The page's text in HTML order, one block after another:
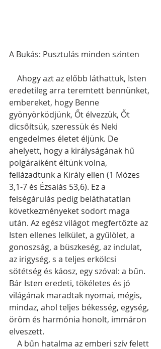
A Bukás: Pusztulás minden szinten
eredetileg arra teremtett bennünket,
embereket, hogy Benne
gyönyörködjünk, Őt élvezzük, Őt
dicsőítsük, szeressük és Neki
engedelmes életet éljünk. De
ahelyett, hogy a királyságának hű
polgáraiként éltünk volna,
fellázadtunk a Király ellen (1 Mózes
3,1-7 és Ézsaiás 53,6). Ez a
felségárulás pedig beláthatatlan
következményeket sodort maga
után. Az egész világot megfertőzte az
Isten ellenes lelkület, a gyűlölet, a
gonoszság, a büszkeség, az indulat,
az irigység, s a teljes erkölcsi
sötétség és káosz, egy szóval: a bűn.
Bár Isten eredeti, tökéletes és jó
világának maradtak nyomai, mégis,
mindaz, ahol teljes békesség, egység,
öröm és harmónia honolt, immáron
elveszett.